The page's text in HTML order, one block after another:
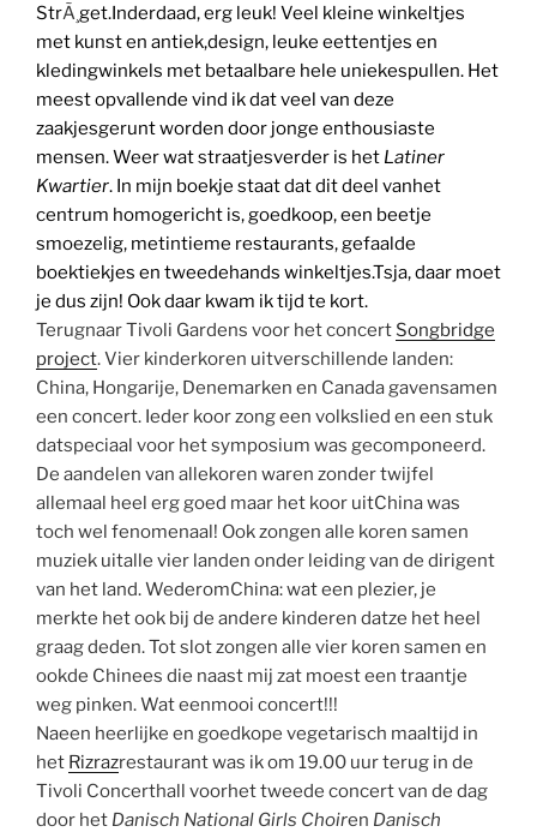
StrÃ¸get.Inderdaad, erg leuk! Veel kleine winkeltjes
met kunst en antiek,design, leuke eettentjes en
kledingwinkels met betaalbare hele uniekespullen. Het
meest opvallende vind ik dat veel van deze
zaakjesgerunt worden door jonge enthousiaste
mensen. Weer wat straatjesverder is het Latiner
Kwartier. In mijn boekje staat dat dit deel vanhet
centrum homogericht is, goedkoop, een beetje
smoezelig, metintieme restaurants, gefaalde
boektiekjes en tweedehands winkeltjes.Tsja, daar moet
je dus zijn! Ook daar kwam ik tijd te kort.
Terugnaar Tivoli Gardens voor het concert Songbridge
project. Vier kinderkoren uitverschillende landen:
China, Hongarije, Denemarken en Canada gavensamen
een concert. Ieder koor zong een volkslied en een stuk
datspeciaal voor het symposium was gecomponeerd.
De aandelen van allekoren waren zonder twijfel
allemaal heel erg goed maar het koor uitChina was
toch wel fenomenaal! Ook zongen alle koren samen
muziek uitalle vier landen onder leiding van de dirigent
van het land. WederomChina: wat een plezier, je
merkte het ook bij de andere kinderen datze het heel
graag deden. Tot slot zongen alle vier koren samen en
ookde Chinees die naast mij zat moest een traantje
weg pinken. Wat eenmooi concert!!!
Naeen heerlijke en goedkope vegetarisch maaltijd in
het Rizrazrestaurant was ik om 19.00 uur terug in de
Tivoli Concerthall voorhet tweede concert van de dag
door het Danisch National Girls Choiren Danisch